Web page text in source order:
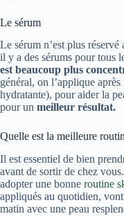
Le sérum
Le sérum n’est plus
il y a des sérums pour tous
est beaucoup plus
général, on l’applique
hydratante), pour aider la
pour un meilleur résultat.
Quelle est la meilleure
Il est essentiel de bien
avant de sortir de chez
adopter une bonne routine
appliqués au quotidien,
matin avec une peau